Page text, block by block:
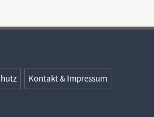
Kontakt & Impressum